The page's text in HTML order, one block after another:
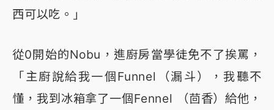
西可以吃。」
從0開始的Nobu，進廚房當學徒免不了挨罵，
「主廚說給我一個Funnel（漏斗），我聽不
懂，我到冰箱拿了一個Fennel （茴香）給他，